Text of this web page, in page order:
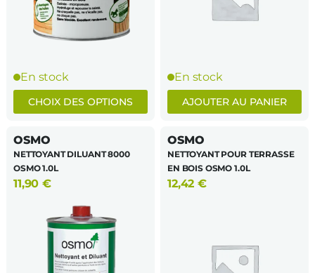
En stock
CHOIX DES OPTIONS
PRODUITEn stock
AJOUTER AU PANIER
OSMO
NETTOYANT DILUANT 8000
OSMO 1.0L
11,90€
OSMO
NETTOYANT POUR TERRASSE
EN BOIS OSMO 1.0L
12,42€